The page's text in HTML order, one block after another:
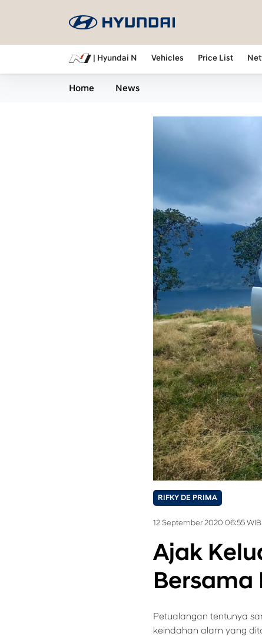
| Hyundai N Vehicles Price List
Home News
RIFKY DE PRIMA
12 September 2020 06:55 WIB
Ajak
Bersama
Petualangan tentunya
keindahan alam yang